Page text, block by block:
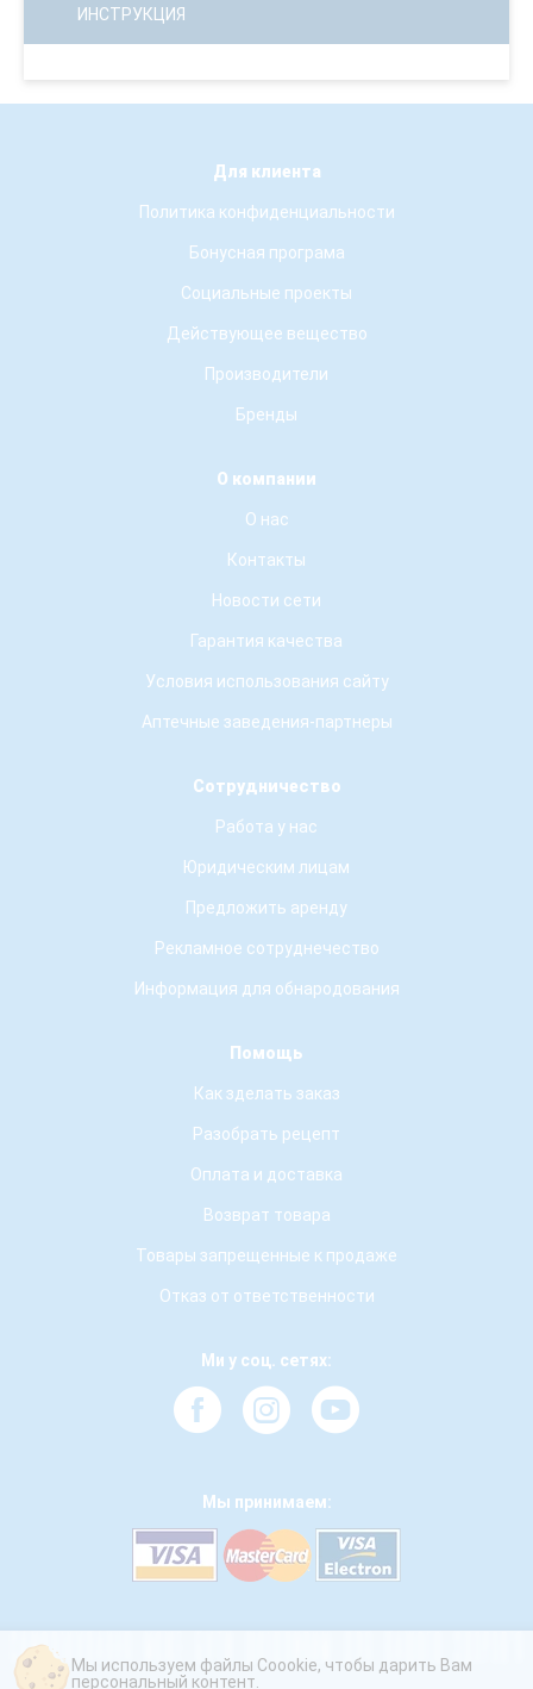
ИНСТРУКЦИЯ
Для клиента
Политика конфиденциальности
Бонусная програма
Социальные проекты
Действующее вещество
Производители
Бренды
О компании
О нас
Контакты
Новости сети
Гарантия качества
Условия использования сайту
Аптечные заведения-партнеры
Сотрудничество
Работа у нас
Юридическим лицам
Предложить аренду
Рекламное сотруднечество
Информация для обнародования
Помощь
Как зделать заказ
Разобрать рецепт
Оплата и доставка
Возврат товара
Товары запрещенные к продаже
Отказ от ответственности
Ми у соц. сетях:
Мы принимаем:
Мы используем файлы Coookie, чтобы дарить Вам
персональный контент.